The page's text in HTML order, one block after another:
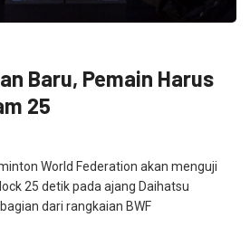
Baru, Pemain Harus
25
World Federation akan menguji
25 detik pada ajang Daihatsu
dari rangkaian BWF